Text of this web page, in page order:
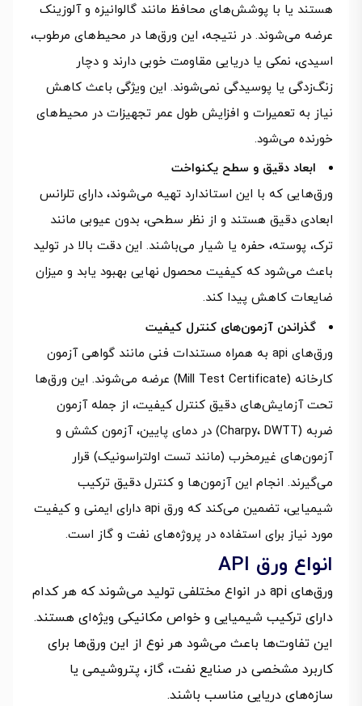
هستند یا با پوشش‌های محافظ مانند گالوانیزه و آلوزینک
عرضه می‌شوند. در نتیجه، این ورق‌ها در محیط‌های مرطوب،
اسیدی، نمکی یا دریایی مقاومت خوبی دارند و دچار
زنگ‌زدگی یا پوسیدگی نمی‌شوند. این ویژگی باعث کاهش
نیاز به تعمیرات و افزایش طول عمر تجهیزات در محیط‌های
خورنده می‌شود.
ابعاد دقیق و سطح یکنواخت
ورق‌هایی که با این استاندارد تهیه می‌شوند، دارای تلرانس
ابعادی دقیق هستند و از نظر سطحی، بدون عیوبی مانند
ترک، پوسته، حفره یا شیار می‌باشند. این دقت بالا در تولید
باعث می‌شود که کیفیت محصول نهایی بهبود یابد و میزان
ضایعات کاهش پیدا کند.
گذراندن آزمون‌های کنترل کیفیت
ورق‌های api به همراه مستندات فنی مانند گواهی آزمون
کارخانه (Mill Test Certificate) عرضه می‌شوند. این ورق‌ها
تحت آزمایش‌های دقیق کنترل کیفیت، از جمله آزمون
ضربه (Charpy، DWTT) در دمای پایین، آزمون کشش و
آزمون‌های غیرمخرب (مانند تست اولتراسونیک) قرار
می‌گیرند. انجام این آزمون‌ها و کنترل دقیق ترکیب
شیمیایی، تضمین می‌کند که ورق api دارای ایمنی و کیفیت
مورد نیاز برای استفاده در پروژه‌های نفت و گاز است.
انواع ورق API
ورق‌های api در انواع مختلفی تولید می‌شوند که هر کدام
دارای ترکیب شیمیایی و خواص مکانیکی ویژه‌ای هستند.
این تفاوت‌ها باعث می‌شود هر نوع از این ورق‌ها برای
کاربرد مشخصی در صنایع نفت، گاز، پتروشیمی یا
سازه‌های دریایی مناسب باشند.